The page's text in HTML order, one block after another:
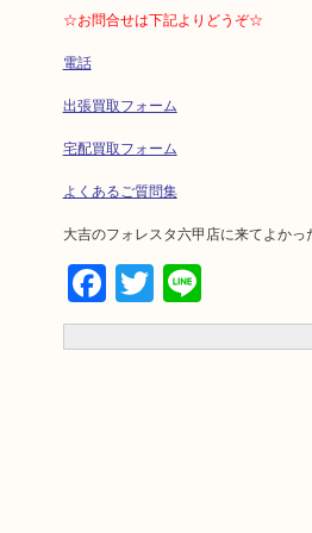
☆お問合せは下記よりどうぞ☆
電話
出張買取フォーム
宅配買取フォーム
よくあるご質問集
大吉のフォレスタ六甲店に来てよかっ
Facebook
Twitter
Line